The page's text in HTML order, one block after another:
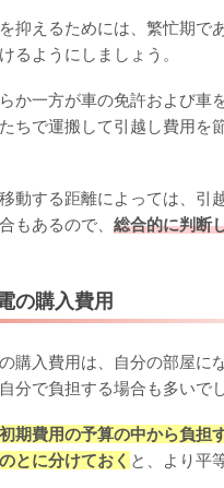
抑えるためには、繁忙期で
るようにしましょう。
か一方が車の免許および車
ちで運搬して引越し費用を
動する距離によっては、引
もあるので、 総合的に判断
の購入費用
購入費用は、自分の部屋に
分で負担する場合も多いで
初期費用の予算の中から負担
とに分けておく と、より平